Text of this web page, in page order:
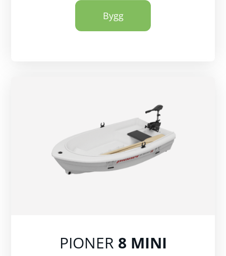
Bygg
PIONER 8 MINI